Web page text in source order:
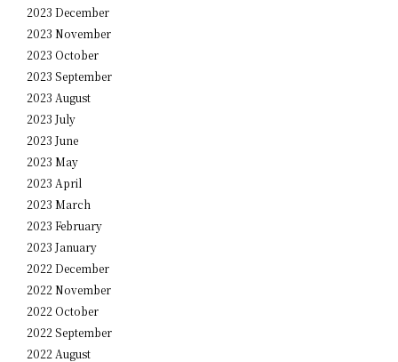
2023 December
2023 November
2023 October
2023 September
2023 August
2023 July
2023 June
2023 May
2023 April
2023 March
2023 February
2023 January
2022 December
2022 November
2022 October
2022 September
2022 August